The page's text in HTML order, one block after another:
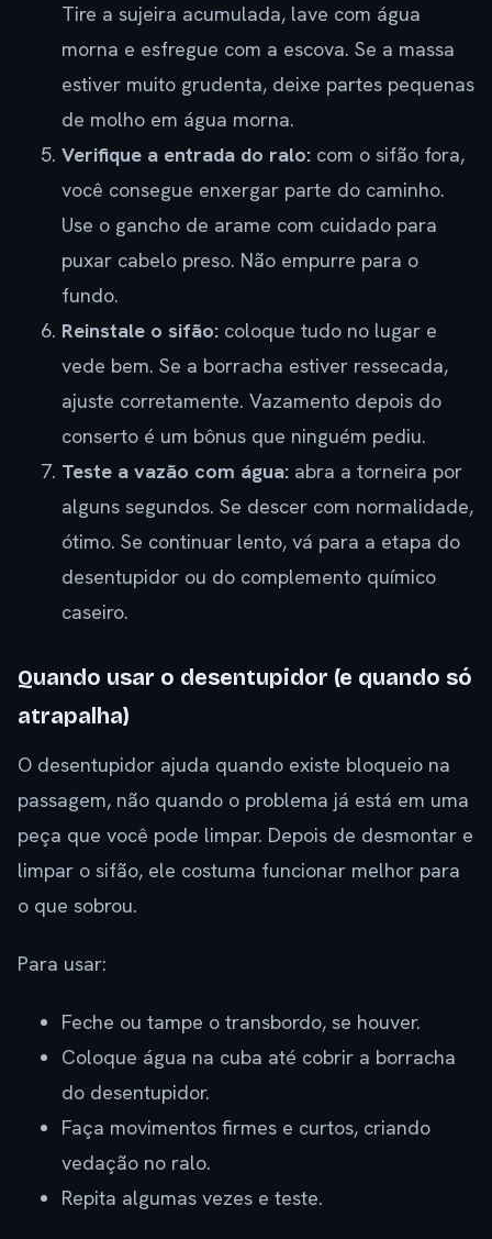
Tire a sujeira acumulada, lave com água
morna e esfregue com a escova. Se a massa
estiver muito grudenta, deixe partes pequenas
de molho em água morna.
Verifique a entrada do ralo: com o sifão fora,
você consegue enxergar parte do caminho.
Use o gancho de arame com cuidado para
puxar cabelo preso. Não empurre para o
fundo.
Reinstale o sifão: coloque tudo no lugar e
vede bem. Se a borracha estiver ressecada,
ajuste corretamente. Vazamento depois do
conserto é um bônus que ninguém pediu.
Teste a vazão com água: abra a torneira por
alguns segundos. Se descer com normalidade,
ótimo. Se continuar lento, vá para a etapa do
desentupidor ou do complemento químico
caseiro.
Quando usar o desentupidor (e quando só
atrapalha)
O desentupidor ajuda quando existe bloqueio na
passagem, não quando o problema já está em uma
peça que você pode limpar. Depois de desmontar e
limpar o sifão, ele costuma funcionar melhor para
o que sobrou.
Para usar:
Feche ou tampe o transbordo, se houver.
Coloque água na cuba até cobrir a borracha
do desentupidor.
Faça movimentos firmes e curtos, criando
vedação no ralo.
Repita algumas vezes e teste.